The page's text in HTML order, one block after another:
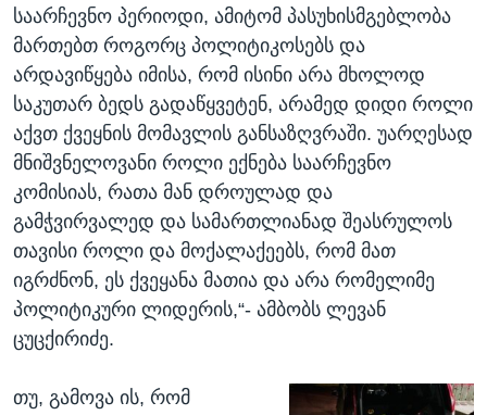
საარჩევნო პერიოდი, ამიტომ პასუხისმგებლობა
მართებთ როგორც პოლიტიკოსებს და
არდავიწყება იმისა, რომ ისინი არა მხოლოდ
საკუთარ ბედს გადაწყვეტენ, არამედ დიდი როლი
აქვთ ქვეყნის მომავლის განსაზღვრაში. უარღესად
მნიშვნელოვანი როლი ექნება საარჩევნო
კომისიას, რათა მან დროულად და
გამჭვირვალედ და სამართლიანად შეასრულოს
თავისი როლი და მოქალაქეებს, რომ მათ
იგრძნონ, ეს ქვეყანა მათია და არა რომელიმე
პოლიტიკური ლიდერის,“- ამბობს ლევან
ცუცქირიძე.
თუ, გამოვა ის, რომ